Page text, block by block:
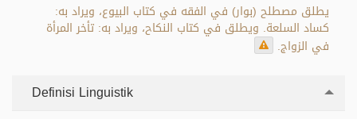
يطلق مصطلح (بوار) في الفقه في كتاب البيوع، ويراد به:
كساد السلعة. ويطلق في كتاب النكاح، ويراد به: تأخر المرأة
في الزواج.
Definisi Linguistik